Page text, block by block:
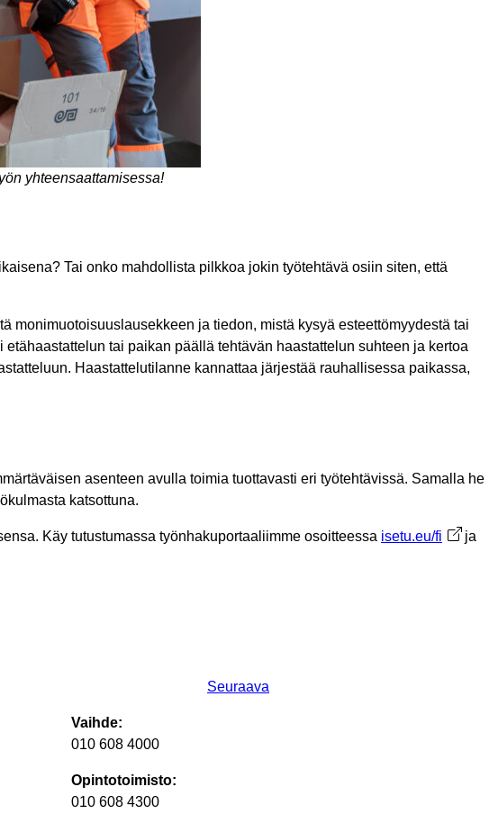
yhteensaattamisessa!
Tai onko mahdollista pilkkoa jokin työtehtävä osiin siten, että
monimuotoisuuslausekkeen ja tiedon, mistä kysyä esteettömyydestä tai
tai paikan päällä tehtävän haastattelun suhteen ja kertoa
Haastattelutilanne kannattaa järjestää rauhallisessa paikassa,
asenteen avulla toimia tuottavasti eri työtehtävissä. Samalla he
katsottuna.
Käy tutustumassa työnhakuportaaliimme osoitteessa isetu.eu/fi
ja
Seuraava
Vaihde:
010 608 4000
Opintotoimisto:
010 608 4300